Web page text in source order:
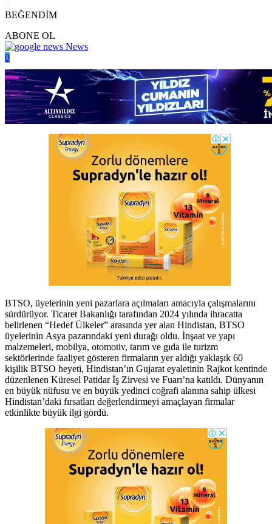
BEĞENDİM
ABONE OL
News
0
BTSO, üyelerinin yeni pazarlara açılmaları amacıyla çalışmalarını
sürdürüyor. Ticaret Bakanlığı tarafından 2024 yılında ihracatta
belirlenen “Hedef Ülkeler” arasında yer alan Hindistan, BTSO
üyelerinin Asya pazarındaki yeni durağı oldu. İnşaat ve yapı
malzemeleri, mobilya, otomotiv, tarım ve gıda ile turizm
sektörlerinde faaliyet gösteren firmaların yer aldığı yaklaşık 60
kişilik BTSO heyeti, Hindistan’ın Gujarat eyaletinin Rajkot kentinde
düzenlenen Küresel Patidar İş Zirvesi ve Fuarı’na katıldı. Dünyanın
en büyük nüfusu ve en büyük yedinci coğrafi alanına sahip ülkesi
Hindistan’daki fırsatları değerlendirmeyi amaçlayan firmalar
etkinlikte büyük ilgi gördü.